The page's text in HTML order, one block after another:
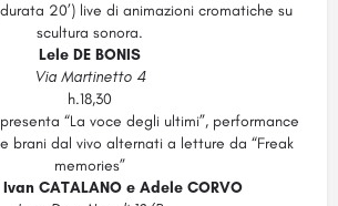
20’) live di animazioni cromatiche su
scultura sonora.
Lele DE BONIS
Via Martinetto 4
h.18,30
“La voce degli ultimi”, performance
brani dal vivo alternati a letture da “Freak
memories”
Ivan CATALANO e Adele CORVO